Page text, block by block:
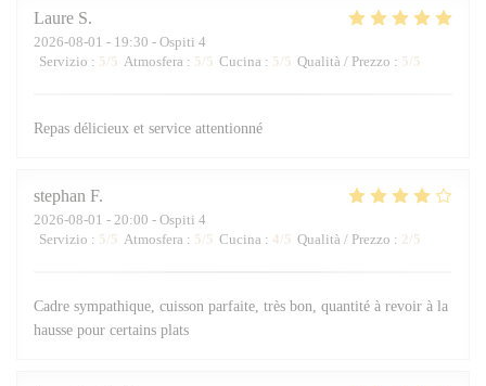
Laure S
2026-08-01 - 19:30 - Ospiti 4
Servizio : 5/5 Atmosfera : 5/5 Cucina : 5/5 Qualità / Prezzo : 5/5
Repas délicieux et service attentionné
stephan F
2026-08-01 - 20:00 - Ospiti 4
Servizio : 5/5 Atmosfera : 5/5 Cucina : 4/5 Qualità / Prezzo : 2 /5
Cadre sympathique, cuisson parfaite, très bon, quantité à revoir à la
hausse pour certains plats